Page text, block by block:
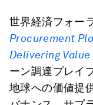
世界経済フォー
Procurement
Delivering
ーン調達プレイ
地球への価値提